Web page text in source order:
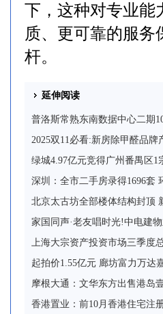
下，这种对专业能
质、更可靠的服
杆。
延伸阅读
普洛斯常熟东南数据中心二期
2025双11必看:新房除甲醛品
绿城4.97亿元竞得广州番禺区1
深圳：全市二手房录得1696套
北京太古坊全部楼体结构封顶
家国同声·老友唱时光!中电建
上海大宗资产投资市场三季度
起拍价1.55亿元 廊坊富力万达
摩根大通：文华东方出售港岛
香港置业：前10月香港住宅注